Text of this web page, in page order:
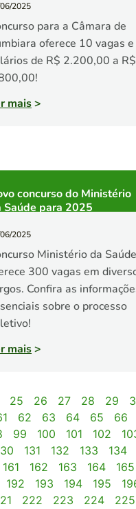
2025
para a Câmara de
oferece 10 vagas e
de R$ 2.200,00 a R$
mais>
concurso do Ministério
Saúde para 2025
2025
Ministério da Saúde
300 vagas em
Confira as
sobre o processo
mais>
25 26 27 28 29
62 63 64 65 66
99 100 101 102
131 132 133 134
161 162 163 164 165
192 193 194 195
222 223 224 225